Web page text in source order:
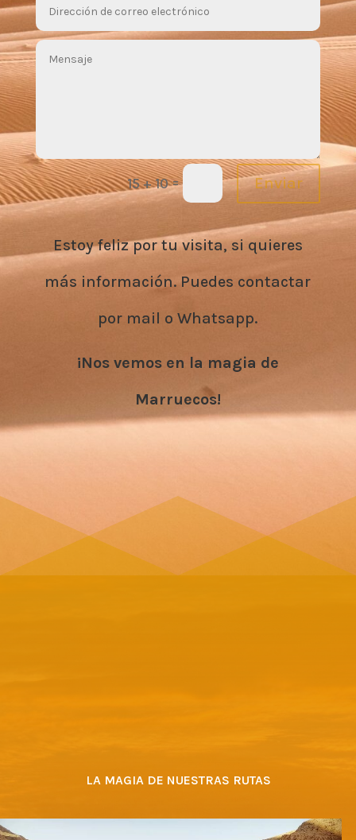
15 + 10= Enviar
Estoy feliz por tu visita, si quieres
más información. Puedes contactar
por mail o Whatsapp.
¡Nos vemos en la magia de
Marruecos!
LA MAGIA DE NUESTRAS RUTAS